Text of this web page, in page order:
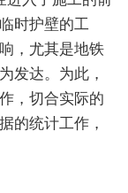
时护壁的工
，尤其是地铁
发达。为此，
，切合实际的
的统计工作，